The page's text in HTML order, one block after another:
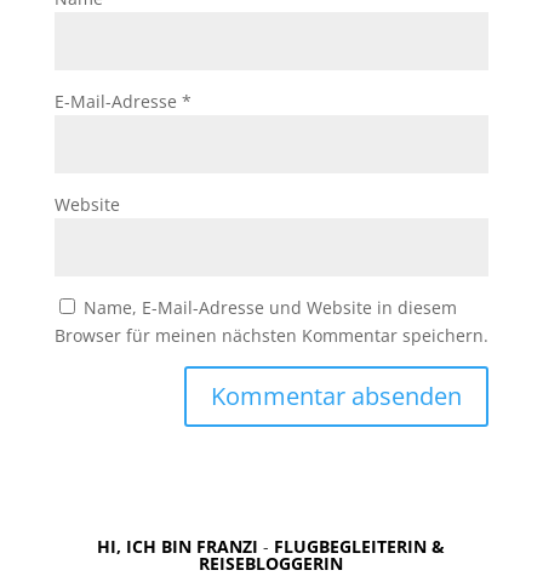
E-Mail-Adresse *
Website
Name, E-Mail-Adresse und Website in diesem
Browser für meinen nächsten Kommentar speichern.
HI, ICH BIN FRANZI - FLUGBEGLEITERIN &
REISEBLOGGERIN